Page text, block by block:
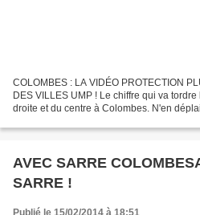
COLOMBES : LA VIDÉO PROTECTION
DES VILLES UMP ! Le chiffre qui va
droite et du centre à Colombes. N'en
AVEC SARRE
SARRE !
Publié le 15/02/2014 à 18:51